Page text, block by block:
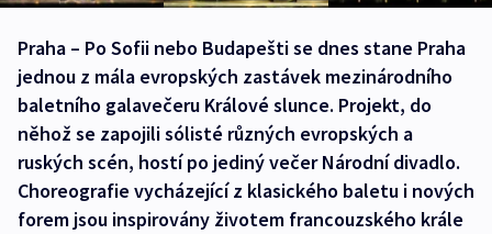
Praha – Po Sofii nebo Budapešti se dnes stane Praha
jednou z mála evropských zastávek mezinárodního
baletního galavečeru Králové slunce. Projekt, do
něhož se zapojili sólisté různých evropských a
ruských scén, hostí po jediný večer Národní divadlo.
Choreografie vycházející z klasického baletu i nových
forem jsou inspirovány životem francouzského krále